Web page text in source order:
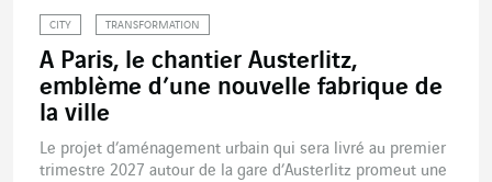
CITY TRANSFORMATION
A Paris, le chantier Austerlitz,
emblème d’une nouvelle fabrique de
la ville
Le projet d’aménagement urbain qui sera livré au premier
trimestre 2027 autour de la gare d’Austerlitz promeut une